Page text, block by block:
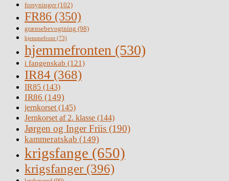
forsyninger(102)
FR86 (350)
grænsebevogtning (98)
hjemmefront (73)
hjemmefronten (530)
i fangenskab (121)
IR84 (368)
IR85 (143)
IR86 (149)
jernkorset(145)
Jernkorset af 2. klasse (144)
Jørgen og Inger Friis (190)
kammeratskab (149)
krigsfange (650)
krigsfanger (396)